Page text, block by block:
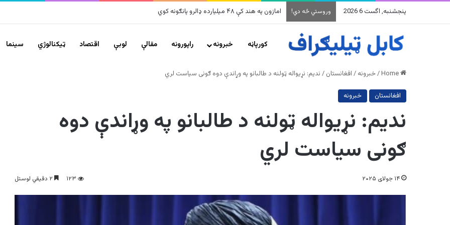
پنجشنبه, اگست 6 2026 وروستي څه دي! په وینزویلا کې زورورو زلزلو پراخ زیانونه اړولي
کورپاڼه خبرونه راپورونه مقالې لوبې اقتصاد ټیکنالوژي سينما
/خبرونه / افغانستان / ندیم: نړیواله ټولنه د طالبانو په وړاندې دوه ګونی سیاست لري
افغانستان خبرونه
ندیم: نړیواله ټولنه د طالبانو په وړاندې دوه
ګونی سیاست لري
۱۴ جولای ۲۰۲۵ ۱۲۳